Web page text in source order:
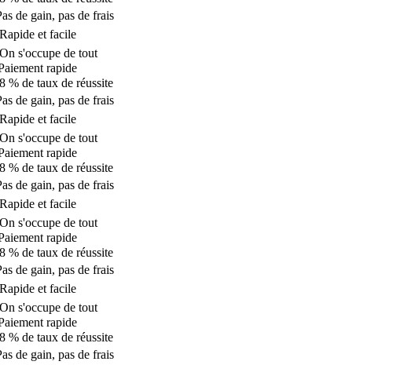
de gain, pas de frais
et facile
s'occupe de tout
rapide
% de taux de réussite
de gain, pas de frais
et facile
s'occupe de tout
rapide
% de taux de réussite
de gain, pas de frais
et facile
s'occupe de tout
rapide
% de taux de réussite
de gain, pas de frais
et facile
s'occupe de tout
rapide
% de taux de réussite
de gain, pas de frais